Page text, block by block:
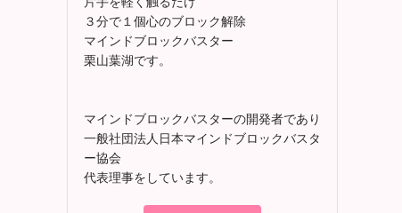
３分で１個心のブロック解除
マインドブロックバスター
栗山葉湖です。
マインドブロックバスターの開発者であり
一般社団法人日本マインドブロックバスタ
ー協会
代表理事をしています。